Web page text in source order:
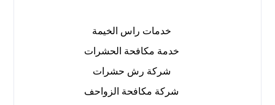
خدمات راس الخيمة
خدمة مكافحة الحشرات
شركة رش حشرات
شركة مكافحة الزواحف